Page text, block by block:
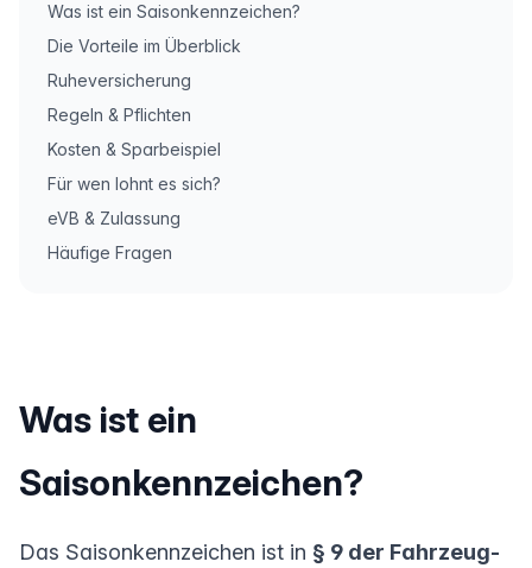
Was ist ein Saisonkennzeichen?
Die Vorteile im Überblick
Ruheversicherung
Regeln & Pflichten
Kosten & Sparbeispiel
Für wen lohnt es sich?
eVB & Zulassung
Häufige Fragen
Was ist ein
Saisonkennzeichen?
Das Saisonkennzeichen ist in § 9 der Fahrzeug-